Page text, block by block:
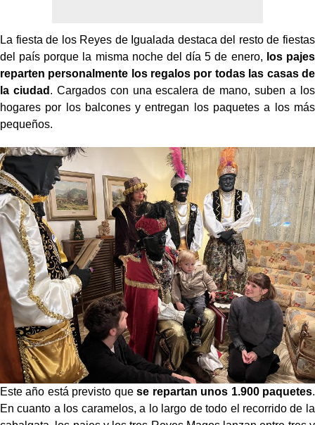
La fiesta de los Reyes de Igualada destaca del resto de fiestas
del país porque la misma noche del día 5 de enero, los pajes
reparten personalmente los regalos por todas las casas de
la ciudad . Cargados con una escalera de mano, suben a los
hogares por los balcones y entregan los paquetes a los más
pequeños.
Este año está previsto quese repartan unos 1.900 paquetes.
En cuanto a los caramelos, a lo largo de todo el recorrido de la